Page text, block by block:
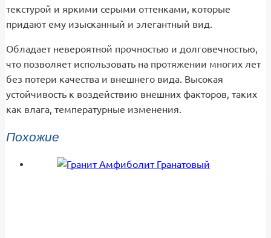
текстурой и яркими серыми оттенками, которые
придают ему изысканный и элегантный вид.
Обладает невероятной прочностью и долговечностью,
что позволяет использовать на протяжении многих лет
без потери качества и внешнего вида. Высокая
устойчивость к воздействию внешних факторов, таких
как влага, температурные изменения.
Похожие